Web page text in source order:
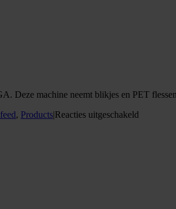
Deze machine neemt blikjes en PET
, Products|Reacties uitgeschakeld